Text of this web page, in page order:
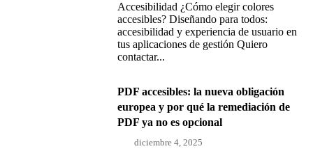
Accesibilidad ¿Cómo elegir colores
accesibles? Diseñando para todos:
accesibilidad y experiencia de usuario en
tus aplicaciones de gestión Quiero
contactar...
PDF accesibles: la nueva obligación
europea y por qué la remediación de
PDF ya no es opcional
diciembre 4, 2025